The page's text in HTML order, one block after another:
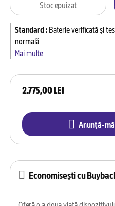
2.775,00 LEI
Anunță-
Stoc epuizat
Standard:Baterie verificată și
normală
Mai multe
Economisești cu